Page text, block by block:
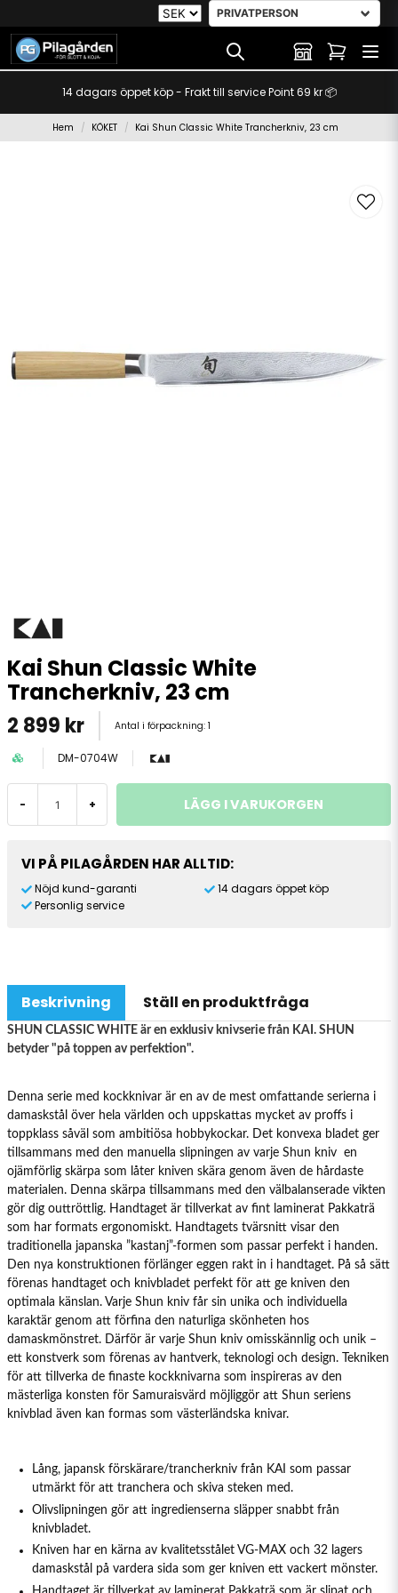
14 dagars öppet köp - Frakt till service Point 69 kr 📦
Hem KÖKET Kai Shun Classic White Trancherkniv, 23 cm
Kai Shun Classic White
Trancherkniv, 23 cm
2 899 kr Antal i förpackning: 1
DM-0704W
- + LÄGG I VARUKORGEN
VI PÅ PILAGÅRDEN HAR ALLTID:
Nöjd kund-garanti
Personlig service
14 dagars öppet köp
Beskrivning Ställ en produktfråga
SHUN CLASSIC WHITE är en exklusiv knivserie från KAI. SHUN
betyder "på toppen av perfektion".
Denna serie med kockknivar är en av de mest omfattande serierna i
damaskstål över hela världen och uppskattas mycket av proffs i
toppklass såväl som ambitiösa hobbykockar. Det konvexa bladet ger
tillsammans med den manuella slipningen av varje Shun kniv en
ojämförlig skärpa som låter kniven skära genom även de hårdaste
materialen. Denna skärpa tillsammans med den välbalanserade vikten
gör dig outtröttlig. Handtaget är tillverkat av fint laminerat Pakkaträ
som har formats ergonomiskt. Handtagets tvärsnitt visar den
traditionella japanska ”kastanj”-formen som passar perfekt i handen.
Den nya konstruktionen förlänger eggen rakt in i handtaget. På så sätt
förenas handtaget och knivbladet perfekt för att ge kniven den
optimala känslan. Varje Shun kniv får sin unika och individuella
karaktär genom att förfina den naturliga skönheten hos
damaskmönstret. Därför är varje Shun kniv omisskännlig och unik –
ett konstverk som förenas av hantverk, teknologi och design. Tekniken
för att tillverka de finaste kockknivarna som inspireras av den
mästerliga konsten för Samuraisvärd möjliggör att Shun seriens
knivblad även kan formas som västerländska knivar.
Lång, japansk förskärare/trancherkniv från KAI som passar
utmärkt för att tranchera och skiva steken med.
Olivslipningen gör att ingredienserna släpper snabbt från
knivbladet.
Kniven har en kärna av kvalitetsstålet VG-MAX och 32 lagers
damaskstål på vardera sida som ger kniven ett vackert mönster.